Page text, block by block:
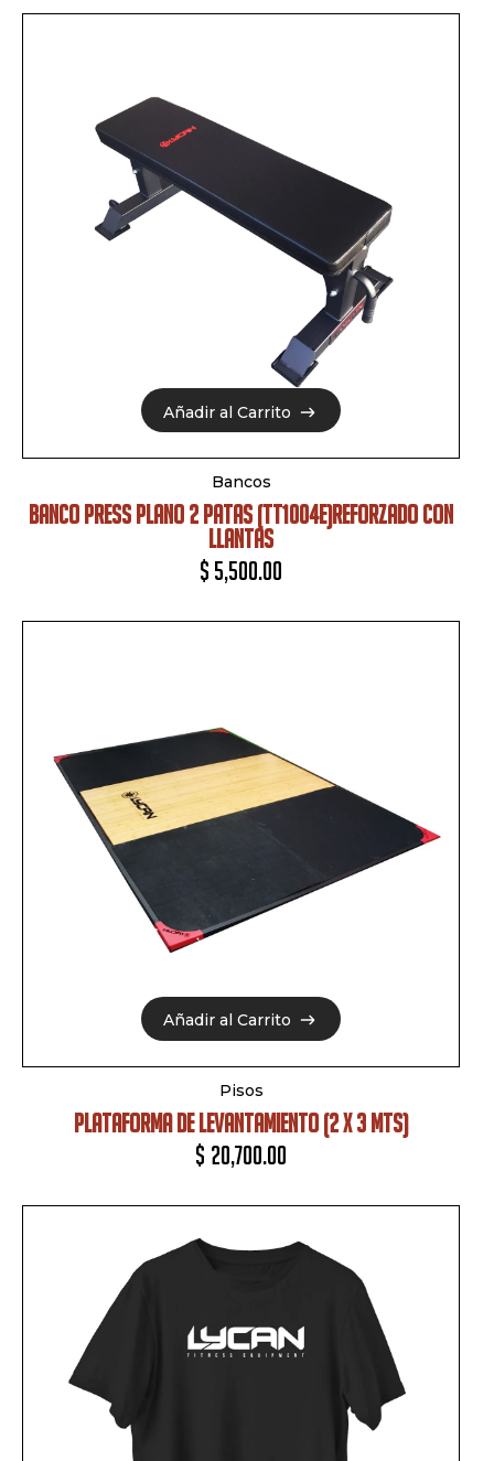
Añadir al Carrito
Añadir al Carrito
Bancos
BANCO PRESS PLANO 2 PATAS (TT1004E)REFORZADO CON
LLANTAS
$ 5,500.00
Añadir al Carrito
Añadir al Carrito
Pisos
PLATAFORMA DE LEVANTAMIENTO (2 X 3 MTS)
$ 20,700.00